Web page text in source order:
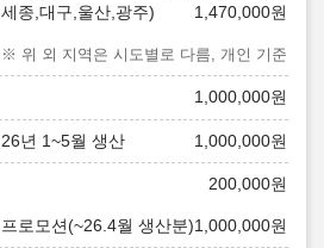
세종,대구,울산,광주)
1,470,000원
※ 위 외 지역은 시도별로 다름, 개인 기준
1,000,000원
26년 1~5월 생산 1,000,000원
200,000원
프로모션(~26.4월 생산분)1,000,000원